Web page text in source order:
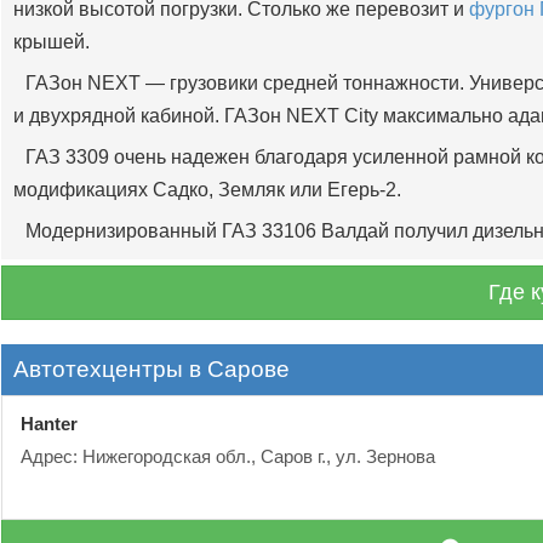
низкой высотой погрузки. Столько же перевозит и фургон
крышей.
ГАЗон NEXT — грузовики средней тоннажности.
и двухрядной кабиной. ГАЗон NEXT Сity максимально
ГАЗ 3309 очень надежен благодаря усиленной рамной
модификациях Садко, Земляк или Егерь-2.
Модернизированный ГАЗ 33106 Валдай получил
Где
Автотехцентры в Сарове
Hanter
Адрес: Нижегородская обл., Саров г., ул. Зернова